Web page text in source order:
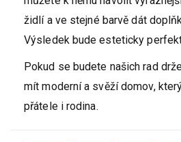
židlí a ve stejné barvě dát
Výsledek bude esteticky
Pokud se budete našich rad
mít moderní a svěží domov,
přátele i rodina.